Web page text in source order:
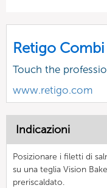
Retigo
Touch the
www.retigo.com
Indicazioni
Posizionare i filetti di
su una teglia Vision
preriscaldato.